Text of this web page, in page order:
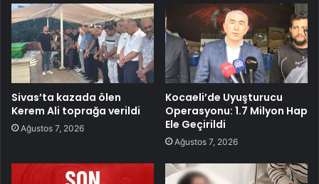
Sivas’ta kazada ölen
Kerem Ali toprağa verildi
Ağustos 7, 2026
Kocaeli’de Uyuşturucu
Operasyonu: 1.7 Milyon Hap
Ele Geçirildi
Ağustos 7, 2026